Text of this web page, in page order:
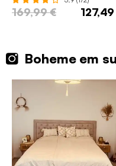
169,99 €
Boheme em